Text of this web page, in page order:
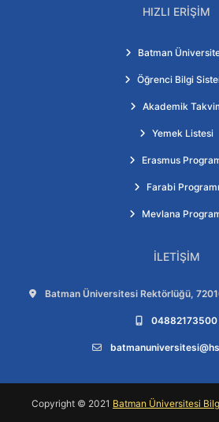
HIZLI ERIŞIM
Batman
Öğrenci Bilgi
Akademik
Yemek Listesi
Erasmus
Farabi Programı
Mevlana
İLETIŞIM
Adres:
Batman Üniversitesi Rektörlüğü,
Telefon:
04882173500
E-posta:
Copyright © 2021 Batman Üniversitesi